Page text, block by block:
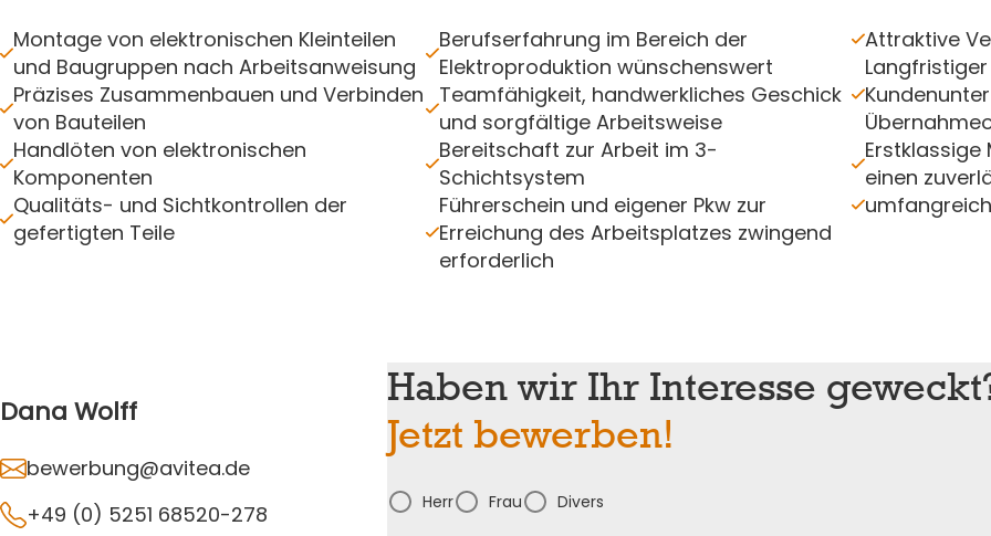
Montage von elektronischen Kleinteilen
und Baugruppen nach Arbeitsanweisung
Präzises Zusammenbauen und Verbinden
von Bauteilen
Handlöten von elektronischen
Komponenten
Qualitäts- und Sichtkontrollen der
gefertigten Teile
Berufserfahrung im Bereich der
Elektroproduktion wünschenswert
Teamfähigkeit, handwerkliches Geschick
und sorgfältige Arbeitsweise
Bereitschaft zur Arbeit im 3-
Schichtsystem
Führerschein und eigener Pkw zur
Erreichung des Arbeitsplatzes zwingend
erforderlich
Attraktive
einen
Dana Wolff
bewerbung@avitea.de
+49 (0) 5251 68520-278
Haben wir Ihr Interesse
Jetzt bewerben!
Herr Frau Divers